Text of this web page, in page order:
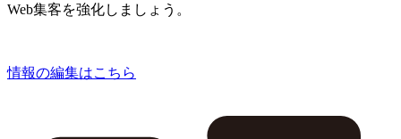
Web集客を強化しましょう。
情報の編集はこちら